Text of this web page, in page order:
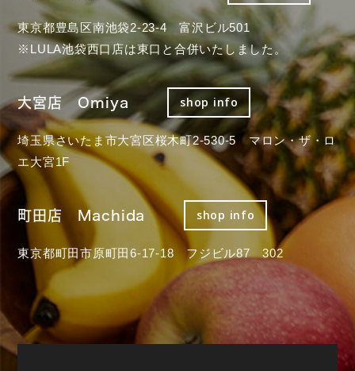
東京都豊島区南池袋2-23-4 富沢ビル501
※LULA池袋西口店は東口と合併いたしました。
大宮店 Omiya shop info
埼玉県さいたま市大宮区桜木町2-530-5 マロン・ザ・ロ
エ大宮1F
町田店 Machida shop info
東京都町田市原町田6-17-18 フジビル87 302